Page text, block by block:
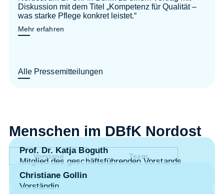
Diskussion mit dem Titel „Kompetenz für Qualität –
was starke Pflege konkret leistet.“
Mehr erfahren
Alle Pressemitteilungen
Menschen im DBfK Nordost
Vorstand Team
Prof. Dr. Katja Boguth
Mitglied des geschäftsführenden Vorstands
Christiane Gollin
Vorständin